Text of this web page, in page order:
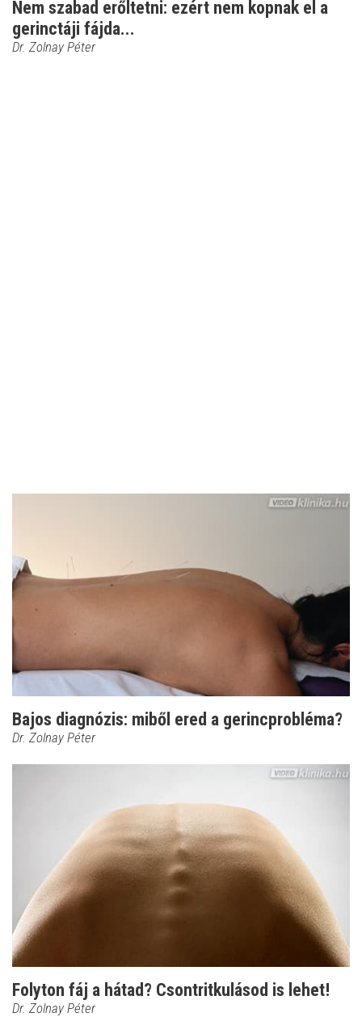
Nem szabad erőltetni: ezért nem kopnak el a
gerinctáji fájda...
Dr. Zolnay Péter
Bajos diagnózis: miből ered a gerincprobléma?
Dr. Zolnay Péter
Folyton fáj a hátad? Csontritkulásod is lehet!
Dr. Zolnay Péter